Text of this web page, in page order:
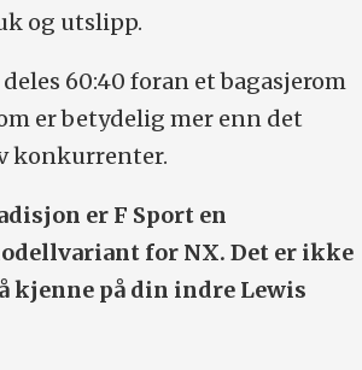
og utslipp.
60:40 foran et bagasjerom
er betydelig mer enn det
konkurrenter.
er F Sport en
for NX. Det er ikke
kjenne på din indre Lewis